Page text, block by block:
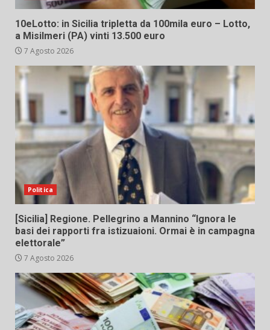
10eLotto: in Sicilia tripletta da 100mila euro – Lotto,
a Misilmeri (PA) vinti 13.500 euro
7 Agosto 2026
Politica
[Sicilia] Regione. Pellegrino a Mannino “Ignora le
basi dei rapporti fra istizuaioni. Ormai è in campagna
elettorale”
7 Agosto 2026